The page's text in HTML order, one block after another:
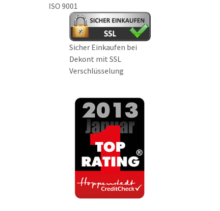
ISO 9001
Sicher Einkaufen bei
Dekont mit SSL
Verschlüsselung